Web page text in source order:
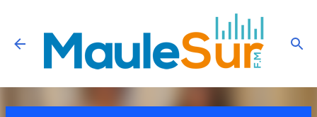
Ir al contenido principal